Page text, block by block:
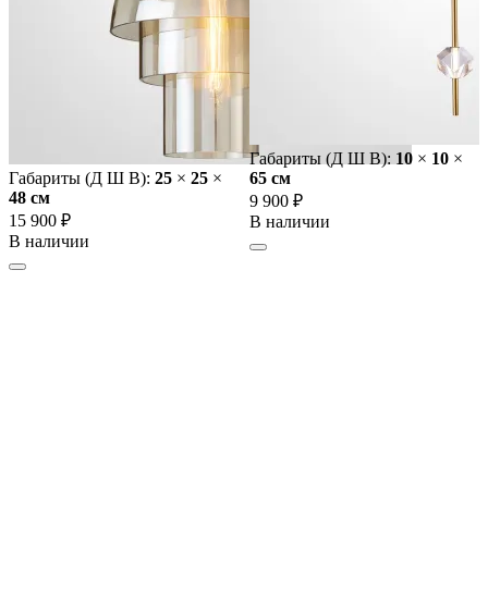
Габариты (Д Ш В): 25 × 25 ×
48 cм
15 900 ₽
В наличии
Габариты (Д Ш В): 10 × 10 ×
65 cм
9 900 ₽
В наличии